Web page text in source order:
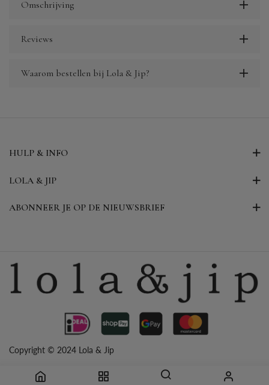
Omschrijving
Reviews
Waarom bestellen bij Lola & Jip?
HULP & INFO
LOLA & JIP
ABONNEER JE OP DE NIEUWSBRIEF
Copyright © 2024 Lola & Jip